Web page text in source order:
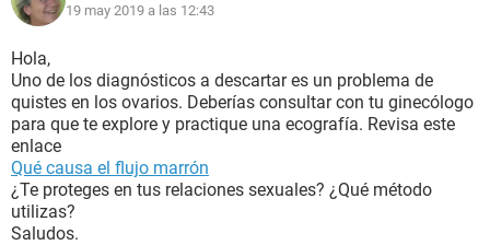
19 may 2019 a las 12:43
Hola,
Uno de los diagnósticos a descartar es un problema de
quistes en los ovarios. Deberías consultar con tu ginecólogo
para que te explore y practique una ecografía. Revisa este
enlace
Qué causa el flujo marrón
¿Te proteges en tus relaciones sexuales? ¿Qué método
utilizas?
Saludos.